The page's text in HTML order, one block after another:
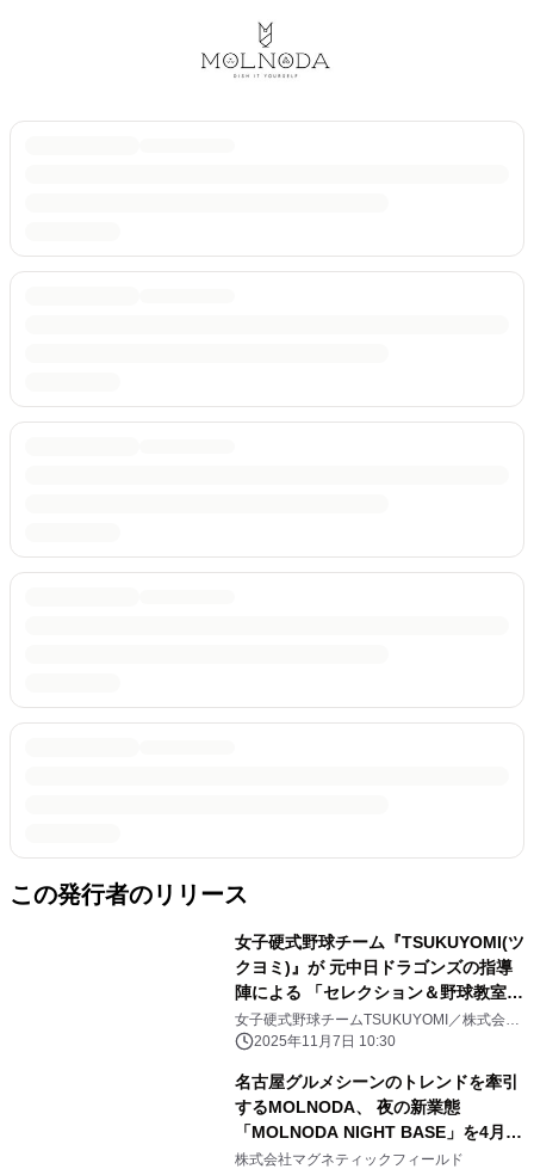
この発行者のリリース
女子硬式野球チーム『TSUKUYOMI(ツ
クヨミ)』が 元中日ドラゴンズの指導
陣による 「セレクション＆野球教室」
を11月30日(日)に開催！
女子硬式野球チームTSUKUYOMI／株式会社
XOXO2025年11月7日 10:30
名古屋グルメシーンのトレンドを牽引
するMOLNODA、 夜の新業態
「MOLNODA NIGHT BASE」を4月19
日にローンチ
株式会社マグネティックフィールド